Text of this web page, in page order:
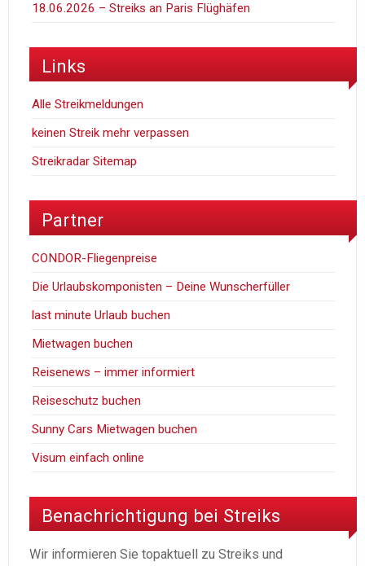
18.06.2026 – Streiks an Paris Flüghäfen
Links
Alle Streikmeldungen
keinen Streik mehr verpassen
Streikradar Sitemap
Partner
CONDOR-Fliegenpreise
Die Urlaubskomponisten – Deine Wunscherfüller
last minute Urlaub buchen
Mietwagen buchen
Reisenews – immer informiert
Reiseschutz buchen
Sunny Cars Mietwagen buchen
Visum einfach online
Benachrichtigung bei Streiks
Wir informieren Sie topaktuell zu Streiks und